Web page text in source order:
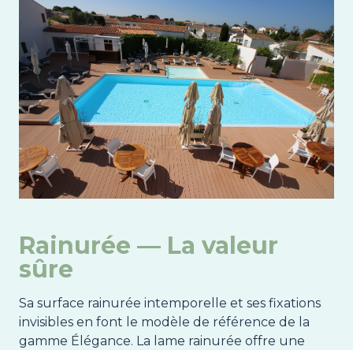
Rainurée — La valeur
sûre
Sa surface rainurée intemporelle et ses fixations
invisibles en font le modèle de référence de la
gamme Élégance. La lame rainurée offre une